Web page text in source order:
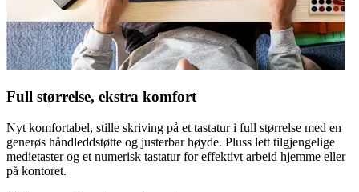
Full størrelse, ekstra komfort
Nyt komfortabel, stille skriving på et tastatur i full størrelse med en
generøs håndleddstøtte og justerbar høyde. Pluss lett tilgjengelige
medietaster og et numerisk tastatur for effektivt arbeid hjemme eller
på kontoret.